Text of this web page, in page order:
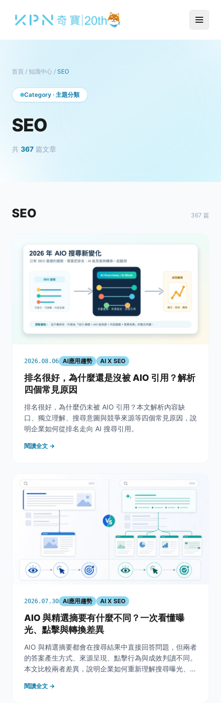
首頁 / 知識中心 / SEO
Category · 主題分類
SEO
共 367 篇文章
SEO 367 篇
2026.08.06 AI應用趨勢 AI X SEO
排名很好，為什麼還是沒被 AIO 引用？解析
四個常見原因
排名很好，為什麼仍未被 AIO 引用？本文解析內容缺
口、獨立理解、搜尋意圖與競爭來源等四個常見原因，說
明企業如何從排名走向 AI 搜尋引用。
閱讀全文 →
2026.07.30 AI應用趨勢 AI X SEO
AIO 與精選摘要有什麼不同？一次看懂曝
光、點擊與轉換差異
AIO 與精選摘要都會在搜尋結果中直接回答問題，但兩者
的答案產生方式、來源呈現、點擊行為與成效判讀不同。
本文比較兩者差異，說明企業如何重新理解搜尋曝光、網
閱讀全文 →